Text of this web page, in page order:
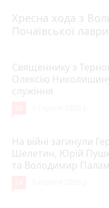
Хресна хода з
Почаївської лаври
Священнику з
Олексію
служіння
На війні загинули
Шелетин, Юрій
та Володимир